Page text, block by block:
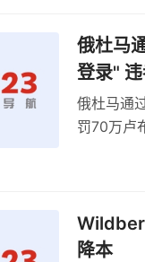
俄杜马
登录"
俄杜马通
罚70万卢
降本